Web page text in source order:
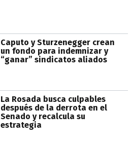
Caputo y Sturzenegger crean
un fondo para indemnizar y
“ganar” sindicatos aliados
La Rosada busca culpables
después de la derrota en el
Senado y recalcula su
estrategia